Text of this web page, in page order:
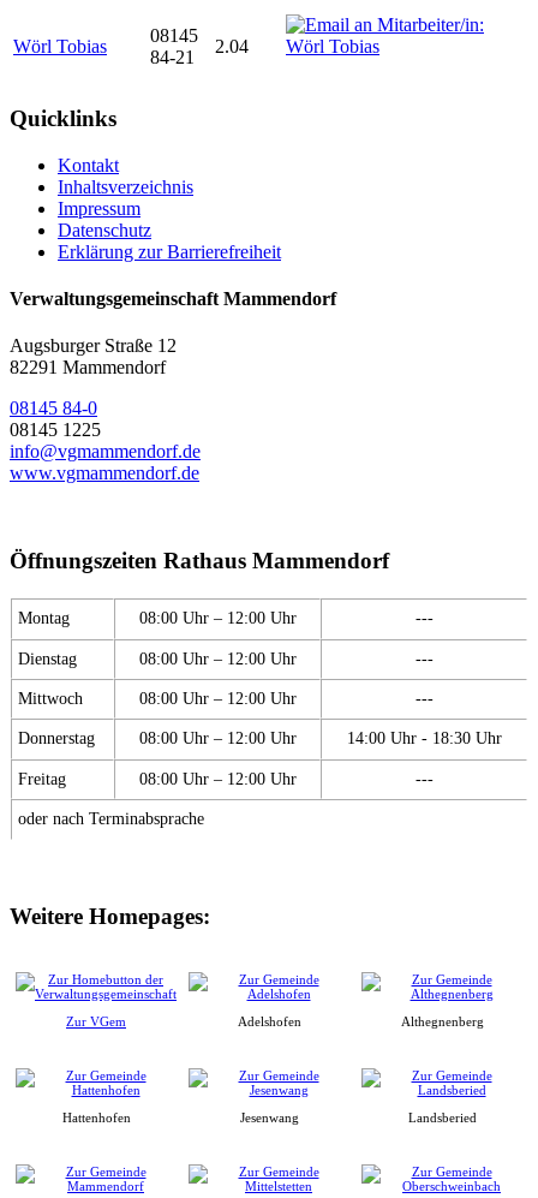
Wörl Tobias
08145
84-21
2.04
Quicklinks
Kontakt
Inhaltsverzeichnis
Impressum
Datenschutz
Erklärung zur Barrierefreiheit
Verwaltungsgemeinschaft Mammendorf
Augsburger Straße 12
82291 Mammendorf
08145 84-0
08145 1225
info@vgmammendorf.de
www.vgmammendorf.de
Öffnungszeiten Rathaus Mammendorf
Montag 08:00 Uhr – 12:00 Uhr ---
Dienstag 08:00 Uhr – 12:00 Uhr ---
Mittwoch 08:00 Uhr – 12:00 Uhr ---
Donnerstag 08:00 Uhr – 12:00 Uhr 14:00 Uhr - 18:30 Uhr
Freitag 08:00 Uhr – 12:00 Uhr ---
oder nach Terminabsprache
Weitere Homepages:
Zur VGem Adelshofen Althegnenberg
Hattenhofen Jesenwang Landsberied